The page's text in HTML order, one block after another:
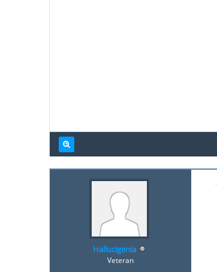
Hallucigenia
Veteran